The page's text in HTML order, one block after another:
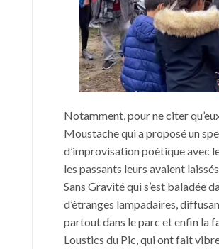
Notamment, pour ne citer
Moustache qui a proposé un
d’improvisation poétique avec
les passants leurs avaient
Sans Gravité qui s’est baladée
d’étranges lampadaires,
partout dans le parc et enfin la
Loustics du Pic, qui ont fait